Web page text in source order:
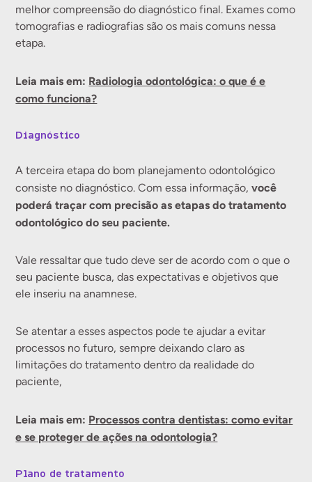
melhor compreensão do diagnóstico final. Exames como
tomografias e radiografias são os mais comuns nessa
etapa.
Leia mais em: Radiologia odontológica: o que é e
como funciona?
Diagnóstico
A terceira etapa do bom planejamento odontológico
consiste no diagnóstico. Com essa informação,você
poderá traçar com precisão as etapas do tratamento
odontológico do seu paciente.
Vale ressaltar que tudo deve ser de acordo com o que o
seu paciente busca, das expectativas e objetivos que
ele inseriu na anamnese.
Se atentar a esses aspectos pode te ajudar a evitar
processos no futuro, sempre deixando claro as
limitações do tratamento dentro da realidade do
paciente,
Leia mais em: Processos contra dentistas: como evitar
e se proteger de ações na odontologia?
Plano de tratamento